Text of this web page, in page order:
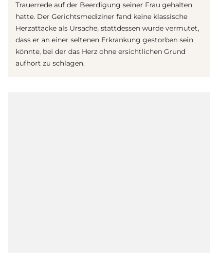
Trauerrede auf der Beerdigung seiner Frau gehalten
hatte. Der Gerichtsmediziner fand keine klassische
Herzattacke als Ursache, stattdessen wurde vermutet,
dass er an einer seltenen Erkrankung gestorben sein
könnte, bei der das Herz ohne ersichtlichen Grund
aufhört zu schlagen.